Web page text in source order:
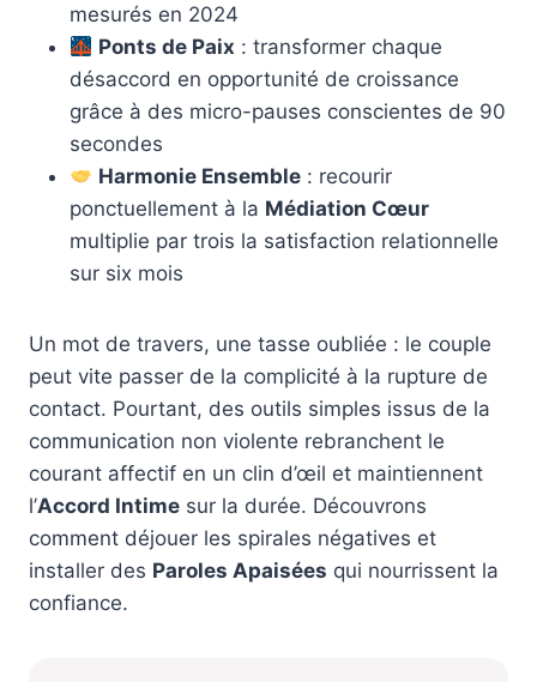
mesurés en 2024
Ponts de Paix : transformer chaque
désaccord en opportunité de croissance
grâce à des micro-pauses conscientes de 90
secondes
Harmonie Ensemble : recourir
ponctuellement à la Médiation Cœur
multiplie par trois la satisfaction relationnelle
sur six mois
Un mot de travers, une tasse oubliée : le couple
peut vite passer de la complicité à la rupture de
contact. Pourtant, des outils simples issus de la
communication non violente rebranchent le
courant affectif en un clin d’œil et maintiennent
l’Accord Intime sur la durée. Découvrons
comment déjouer les spirales négatives et
installer des Paroles Apaisées qui nourrissent la
confiance.